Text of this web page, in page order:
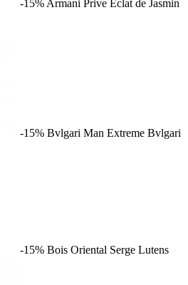
-15% Armani Prive Eclat de Jasmin
-15% Bvlgari Man Extreme Bvlgari
-15% Bois Oriental Serge Lutens